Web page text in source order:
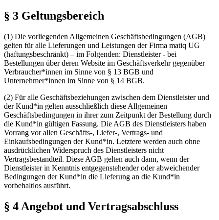
§ 3 Geltungsbereich
(1) Die vorliegenden Allgemeinen Geschäftsbedingungen (AGB)
gelten für alle Lieferungen und Leistungen der Firma matiq UG
(haftungsbeschränkt) – im Folgenden: Dienstleister - bei
Bestellungen über deren Website im Geschäftsverkehr gegenüber
Verbraucher*innen im Sinne von § 13 BGB und
Unternehmer*innen im Sinne von § 14 BGB.
(2) Für alle Geschäftsbeziehungen zwischen dem Dienstleister und
der Kund*in gelten ausschließlich diese Allgemeinen
Geschäftsbedingungen in ihrer zum Zeitpunkt der Bestellung durch
die Kund*in gül­ti­gen Fassung. Die AGB des Dienstleisters haben
Vorrang vor allen Geschäfts-, Liefer-, Vertrags- und
Einkaufsbedingungen der Kund*in. Letztere werden auch ohne
ausdrücklichen Widerspruch des Dienstleisters nicht
Vertragsbestandteil. Diese AGB gelten auch dann, wenn der
Dienstleister in Kenntnis entgegenstehender oder abweichender
Bedingungen der Kund*in die Lieferung an die Kund*in
vorbehaltlos ausführt.
§ 4 Angebot und Vertragsabschluss